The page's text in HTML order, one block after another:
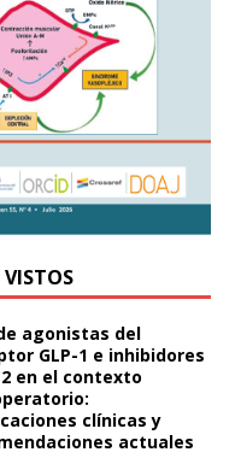
agonistas del
GLP-1 e inhibidores
en el contexto
clínicas y
actuales